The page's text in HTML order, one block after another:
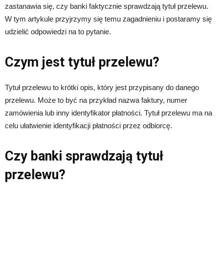
zastanawia się, czy banki faktycznie sprawdzają tytuł przelewu.
W tym artykule przyjrzymy się temu zagadnieniu i postaramy się
udzielić odpowiedzi na to pytanie.
Czym jest tytuł przelewu?
Tytuł przelewu to krótki opis, który jest przypisany do danego
przelewu. Może to być na przykład nazwa faktury, numer
zamówienia lub inny identyfikator płatności. Tytuł przelewu ma na
celu ułatwienie identyfikacji płatności przez odbiorcę.
Czy banki sprawdzają tytuł
przelewu?